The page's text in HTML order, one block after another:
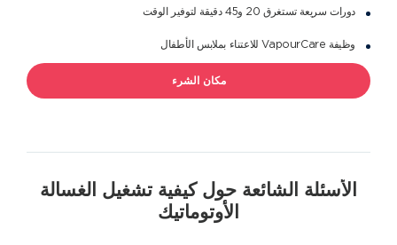
دورات سريعة تستغرق 20 و45 دقيقة لتوفير الوقت
وظيفة VapourCare للاعتناء بملابس الأطفال
مكان الشرء
الأسئلة الشائعة حول كيفية تشغيل الغسالة
الأوتوماتيك